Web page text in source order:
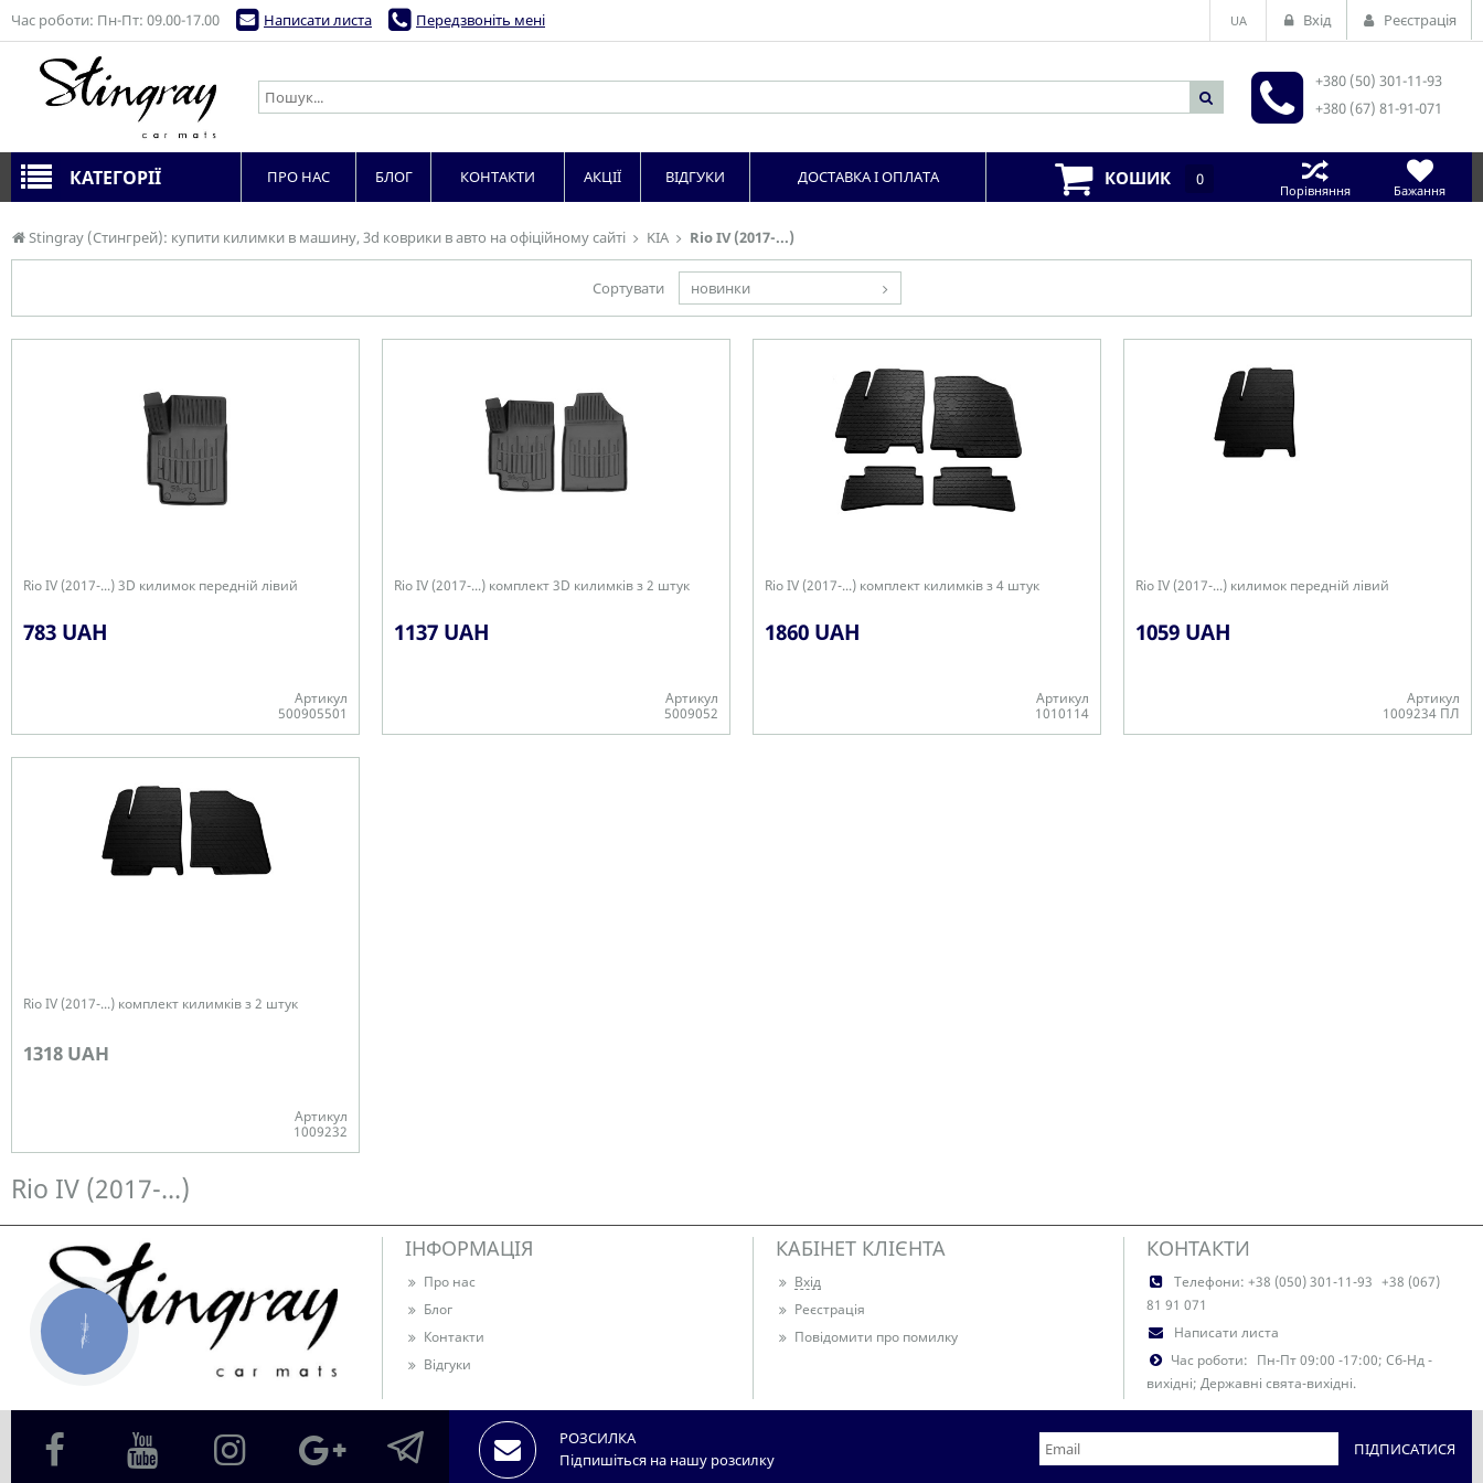
Stingray (Стингрей): купити килимки в машину, 3d коврики в авто на офіційному сайті KIA Rio IV (2017-...)
Сортувати новинки
Rio IV (2017-...) 3D килимок передній лівий
783 UAH
Артикул
500905501
Rio IV (2017-...) комплект 3D килимків з 2 штук
1137 UAH
Артикул
5009052
Rio IV (2017-...) комплект килимків з 4 штук
1860 UAH
Артикул
1010114
Rio IV (2017-...) килимок передній лівий
1059 UAH
Артикул
1009234 ПЛ
Rio IV (2017-...) комплект килимків з 2 штук
1318 UAH
Артикул
1009232
Rio IV (2017-...)
Час роботи: Пн-Пт: 09.00-17.00 Написати листа Передзвоніть мені UA Вхід Реєстрація
+380 (50) 301-11-93
+380 (67) 81-91-071
КАТЕГОРІЇ ПРО НАС БЛОГ КОНТАКТИ АКЦІЇ ВІДГУКИ ДОСТАВКА І ОПЛАТА КОШИК 0
Порівняння Бажання
ІНФОРМАЦІЯ
Про нас
Блог
Контакти
Відгуки
КАБІНЕТ КЛІЄНТА
Вхід
Реєстрація
Повідомити про помилку
КОНТАКТИ
Телефони: +38 (050) 301-11-93 +38 (067)
81 91 071
Написати листа
Час роботи: Пн-Пт 09:00 -17:00; Сб-Нд -
вихідні; Державні свята-вихідні.
РОЗСИЛКА
Підпишіться на нашу розсилку
КНОПКА
ЗВ'ЯЗКУ